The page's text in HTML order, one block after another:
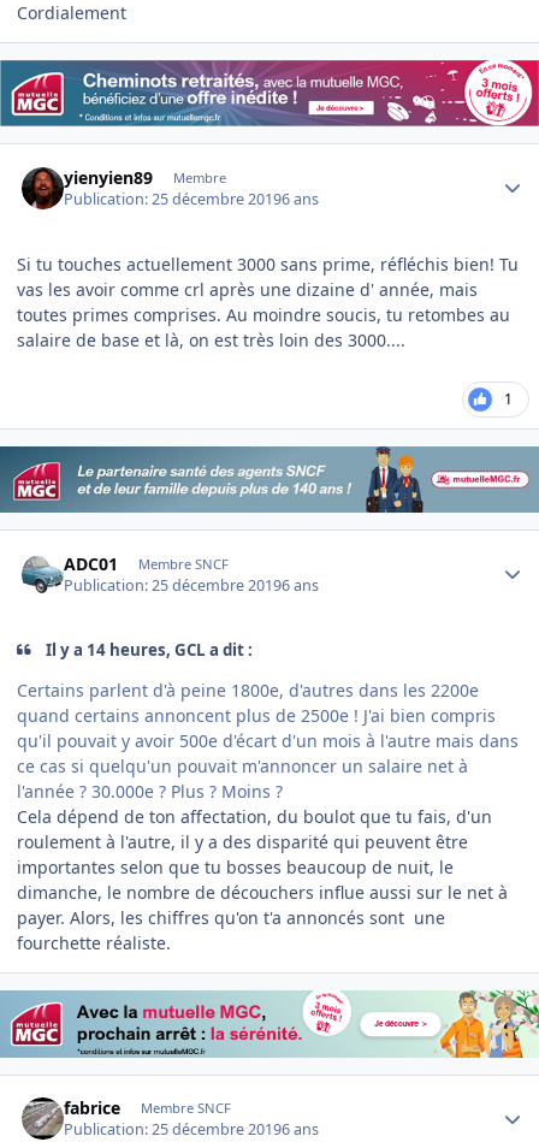
Cordialement
yienyien89 Membre
Publication:25 décembre 20196 ans
Si tu touches actuellement 3000 sans prime, réfléchis bien! Tu
vas les avoir comme crl après une dizaine d' année, mais
toutes primes comprises. Au moindre soucis, tu retombes au
salaire de base et là, on est très loin des 3000....
1
ADC01 Membre SNCF
Publication:25 décembre 20196 ans
Il y a 14 heures, GCL a dit :
Certains parlent d'à peine 1800e, d'autres dans les 2200e
quand certains annoncent plus de 2500e ! J'ai bien compris
qu'il pouvait y avoir 500e d'écart d'un mois à l'autre mais dans
ce cas si quelqu'un pouvait m'annoncer un salaire net à
l'année ? 30.000e ? Plus ? Moins ?
Cela dépend de ton affectation, du boulot que tu fais, d'un
roulement à l'autre, il y a des disparité qui peuvent être
importantes selon que tu bosses beaucoup de nuit, le
dimanche, le nombre de découchers influe aussi sur le net à
payer. Alors, les chiffres qu'on t'a annoncés sont une
fourchette réaliste.
fabrice Membre SNCF
Publication:25 décembre 20196 ans